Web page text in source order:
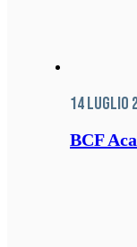
14 Luglio
BCF